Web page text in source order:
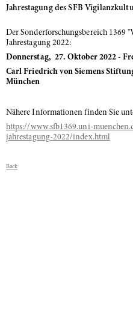
Jahrestagung des SFB
Der Sonderforschungsbereich 1369
Jahrestagung 2022:
Donnerstag, 27. Oktober 2022 -
Carl Friedrich von Siemens
München
Nähere Informationen finden Sie
https://www.sfb1369.uni-
jahrestagung-2022/index.html
Back